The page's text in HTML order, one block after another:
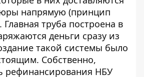
напрямую (принцип
труба построена в
деньги сразу из
такой системы было
Собственно,
рефинансирования НБУ